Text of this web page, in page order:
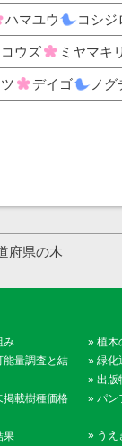
ハマユウ コシジ
ウズ ミヤマキ
デイゴ ノ
府県の木
み
能量調査と結
掲載樹種価格
果
» 植木
» 緑化
» 出版
» パン
» うえ